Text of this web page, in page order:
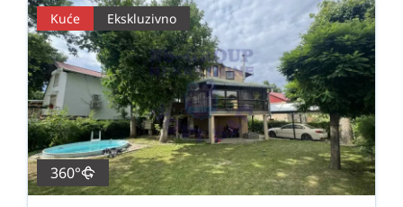
Kuće Ekskluzivno
360°